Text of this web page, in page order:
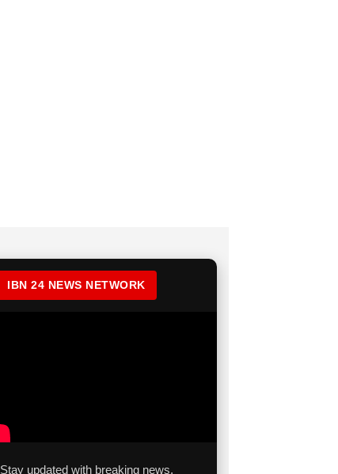
IBN 24 NEWS NETWORK
Stay updated with breaking news,